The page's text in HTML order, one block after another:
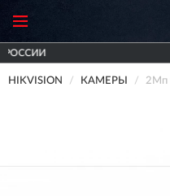
HIKVISION КАМЕРЫ 2Мп